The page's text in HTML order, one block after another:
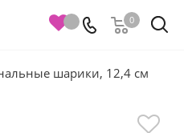
0
шарики, 12,4 см